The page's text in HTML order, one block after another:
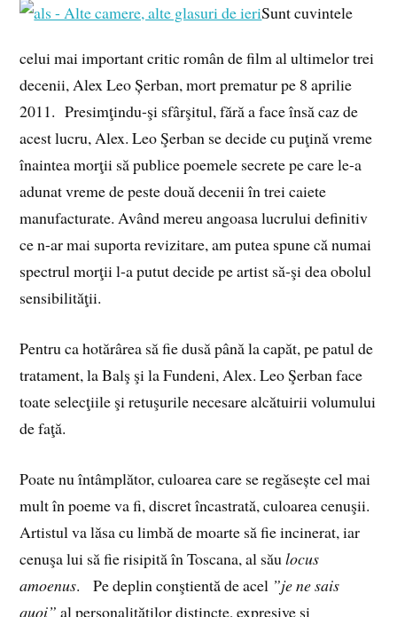
Sunt cuvintele
celui mai important critic român de film al ultimelor trei
decenii, Alex Leo Șerban, mort prematur pe 8 aprilie
2011. Presimţindu-şi sfârşitul, fără a face însă caz de
acest lucru, Alex. Leo Şerban se decide cu puţină vreme
înaintea morţii să publice poemele secrete pe care le-a
adunat vreme de peste două decenii în trei caiete
manufacturate. Având mereu angoasa lucrului definitiv
ce n-ar mai suporta revizitare, am putea spune că numai
spectrul morţii l-a putut decide pe artist să-şi dea obolul
sensibilităţii.
Pentru ca hotărârea să fie dusă până la capăt, pe patul de
tratament, la Balş şi la Fundeni, Alex. Leo Şerban face
toate selecţiile şi retuşurile necesare alcătuirii volumului
de faţă.
Poate nu întâmplător, culoarea care se regăsește cel mai
mult în poeme va fi, discret încastrată, culoarea cenuşii.
Artistul va lăsa cu limbă de moarte să fie incinerat, iar
cenuşa lui să fie risipită în Toscana, al săulocus
amoenus. Pe deplin conştientă de acel ”je ne sais
quoi” al personalităţilor distincte, expresive şi